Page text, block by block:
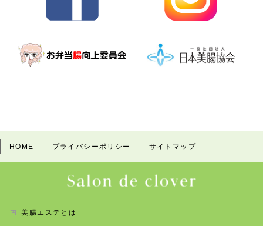
HOME プライバシーポリシー サイトマップ
美腸エステとは